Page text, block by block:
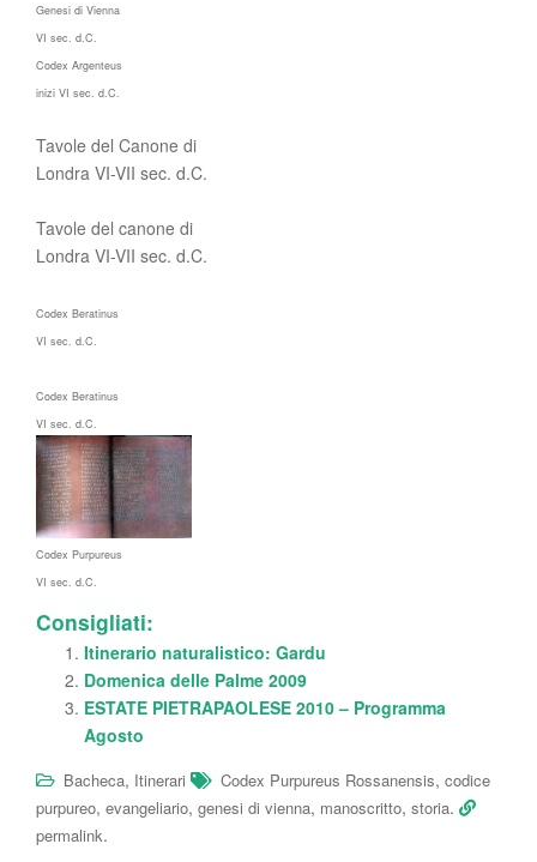
Genesi di Vienna
VI sec. d.C.
Codex Argenteus
inizi VI sec. d.C.
Tavole del Canone di
Londra VI-VII sec. d.C.
Tavole del canone di
Londra VI-VII sec. d.C.
Codex Beratinus
VI sec. d.C.
Codex Beratinus
VI sec. d.C.
Codex Purpureus
VI sec. d.C.
Consigliati:
Itinerario naturalistico: Gardu
Domenica delle Palme 2009
ESTATE PIETRAPAOLESE 2010 – Programma
Agosto
Bacheca, Itinerari Codex Purpureus Rossanensis, codice
purpureo, evangeliario, genesi di vienna, manoscritto, storia.
permalink.